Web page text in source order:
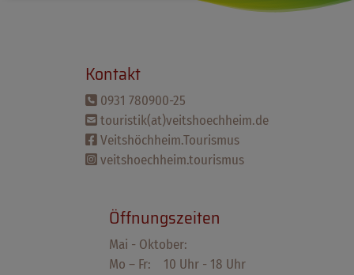
Kontakt
0931 780900-25
touristik(at)veitshoechheim.de
Veitshöchheim.Tourismus
veitshoechheim.tourismus
Öffnungszeiten
Mai - Oktober:
Mo – Fr: 10 Uhr - 18 Uhr